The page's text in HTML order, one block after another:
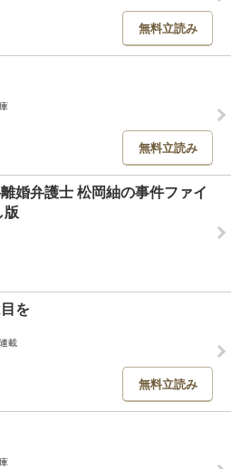
無料立読み
無料立読み
婚弁護士 松岡紬の事件ファイ
版
を
載
無料立読み